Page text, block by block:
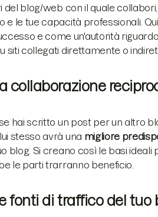
blog/web con il quale
e le tue capacità professionali.
e come un'autorità
siti collegati direttamente o
collaborazione
hai scritto un post per un altro
stesso avrà una migliore
blog. Si creano così le basi
le parti trarranno beneficio.
fonti di traffico del tuo